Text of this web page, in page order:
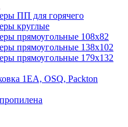
ПП для горячего
круглые
прямоугольные 108х82
прямоугольные 138х102
прямоугольные 179х132
1ЕА, OSQ, Packton